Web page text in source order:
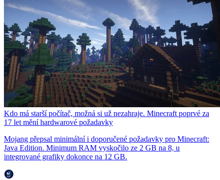
Kdo má starší počítač, možná si už nezahraje. Minecraft poprvé za
17 let mění hardwarové požadavky
Mojang přepsal minimální i doporučené požadavky pro Minecraft:
Java Edition. Minimum RAM vyskočilo ze 2 GB na 8, u
integrované grafiky dokonce na 12 GB.